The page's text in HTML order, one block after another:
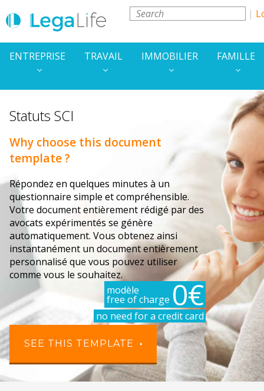
ENTREPRISE TRAVAIL IMMOBILIER FAMILLE
Statuts SCI
Why choose this document
template ?
Répondez en quelques minutes à un
questionnaire simple et compréhensible.
Votre document entièrement rédigé par des
avocats expérimentés se génère
automatiquement. Vous obtenez ainsi
instantanément un document entièrement
personnalisé que vous pouvez utiliser
comme vous le souhaitez.
modèle
free of charge 0€
no need for a credit card
SEE THIS TEMPLATE